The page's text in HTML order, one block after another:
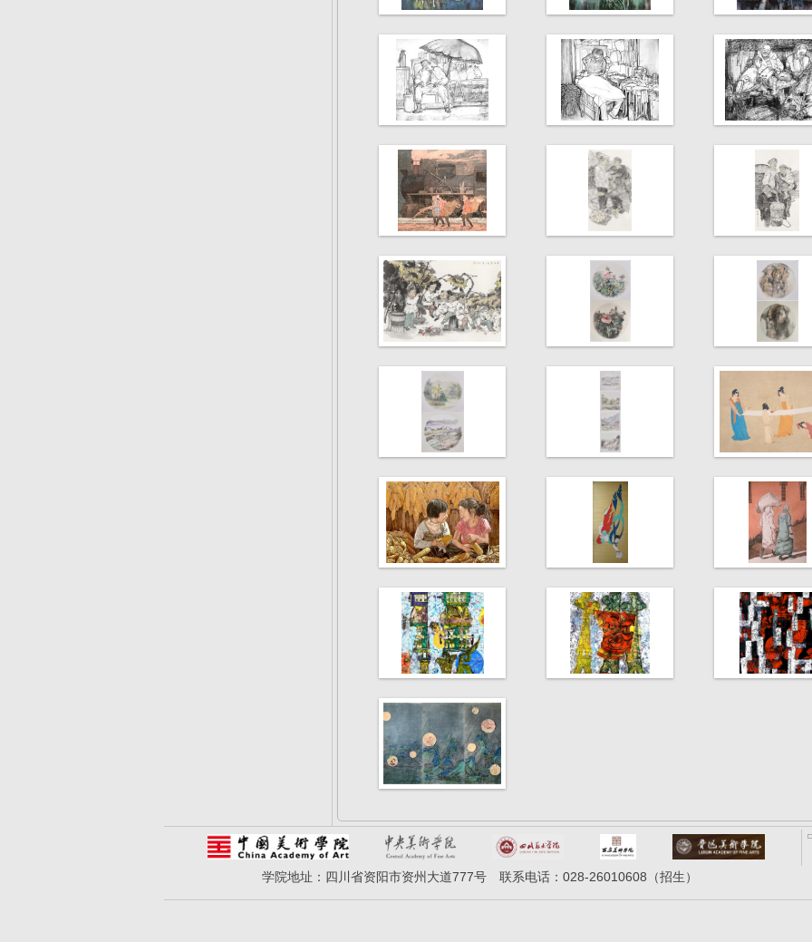
学院地址：四川省资阳市资州大道777号 联系电话：028-26010608（招生）